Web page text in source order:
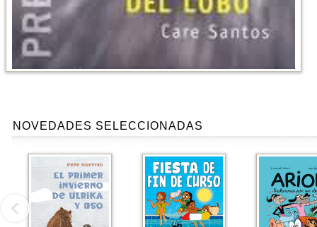
NOVEDADES SELECCIONADAS